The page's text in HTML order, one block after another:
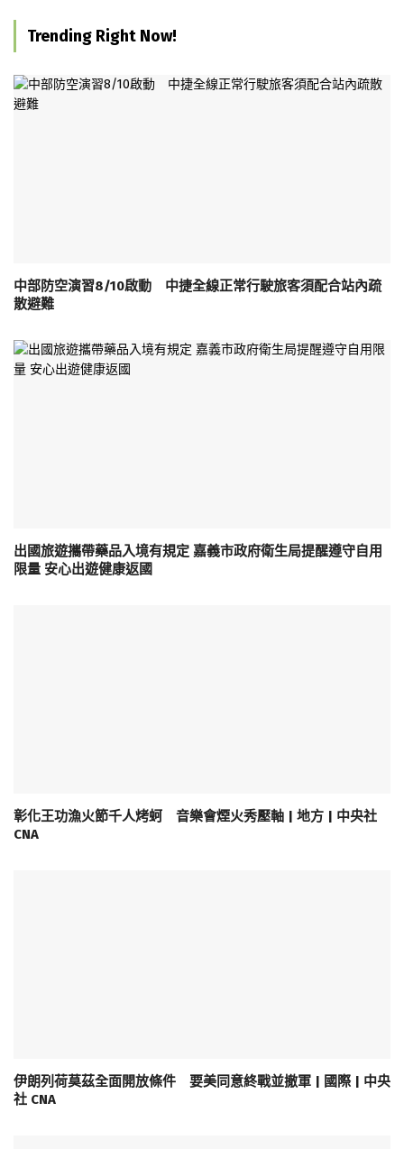
Trending Right Now!
中部防空演習8/10啟動 中捷全線正常行駛旅客須配合站內疏
散避難
出國旅遊攜帶藥品入境有規定 嘉義市政府衛生局提醒遵守自用
限量 安心出遊健康返國
彰化王功漁火節千人烤蚵 音樂會煙火秀壓軸 | 地方 | 中央社
CNA
伊朗列荷莫茲全面開放條件 要美同意終戰並撤軍 | 國際 | 中央
社 CNA